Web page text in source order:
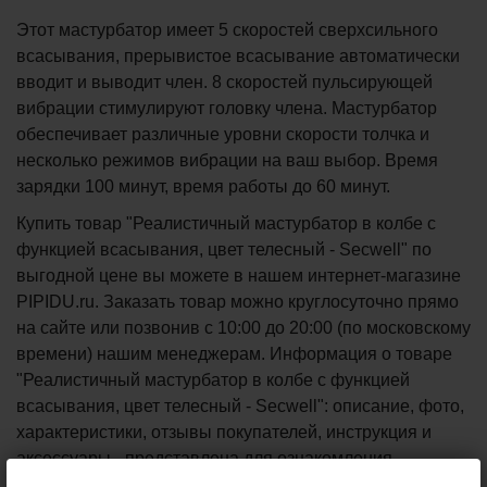
Этот мастурбатор имеет 5 скоростей сверхсильного
всасывания, прерывистое всасывание автоматически
вводит и выводит член. 8 скоростей пульсирующей
вибрации стимулируют головку члена. Мастурбатор
обеспечивает различные уровни скорости толчка и
несколько режимов вибрации на ваш выбор. Время
зарядки 100 минут, время работы до 60 минут.
Купить товар "Реалистичный мастурбатор в колбе с
функцией всасывания, цвет телесный - Secwell" по
выгодной цене вы можете в нашем интернет-магазине
PIPIDU.ru. Заказать товар можно круглосуточно прямо
на сайте или позвонив с 10:00 до 20:00 (по московскому
времени) нашим менеджерам. Информация о товаре
"Реалистичный мастурбатор в колбе с функцией
всасывания, цвет телесный - Secwell": описание, фото,
характеристики, отзывы покупателей, инструкция и
аксессуары - представлена для ознакомления.